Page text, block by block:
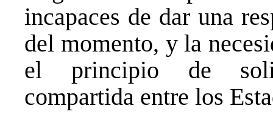
incapaces de dar una
del momento, y la
el principio de
compartida entre los